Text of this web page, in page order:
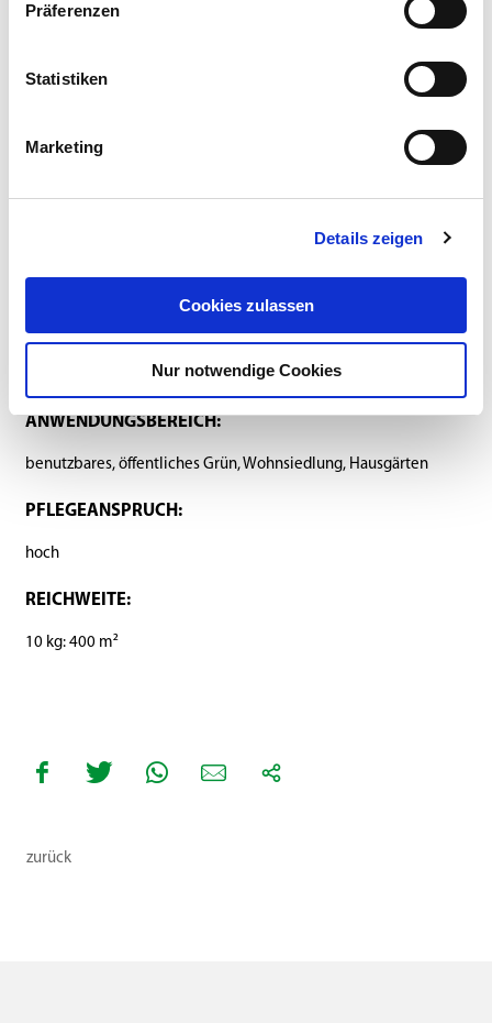
Präferenzen
Statistiken
Marketing
Details zeigen
Cookies zulassen
Nur notwendige Cookies
BELASTBARKEIT:
ANWENDUNGSBEREICH:
benutzbares, öffentliches Grün, Wohnsiedlung, Hausgärten
PFLEGEANSPRUCH:
hoch
REICHWEITE:
10 kg: 400 m²
zurück